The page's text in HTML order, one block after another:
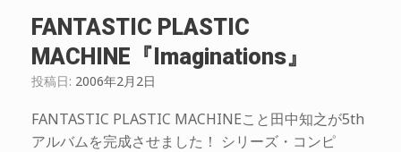
FANTASTIC PLASTIC
MACHINE『Imaginations』
投稿日: 2006年2月2日
FANTASTIC PLASTIC MACHINEこと田中知之が5th
アルバムを完成させました！ シリーズ・コンピ